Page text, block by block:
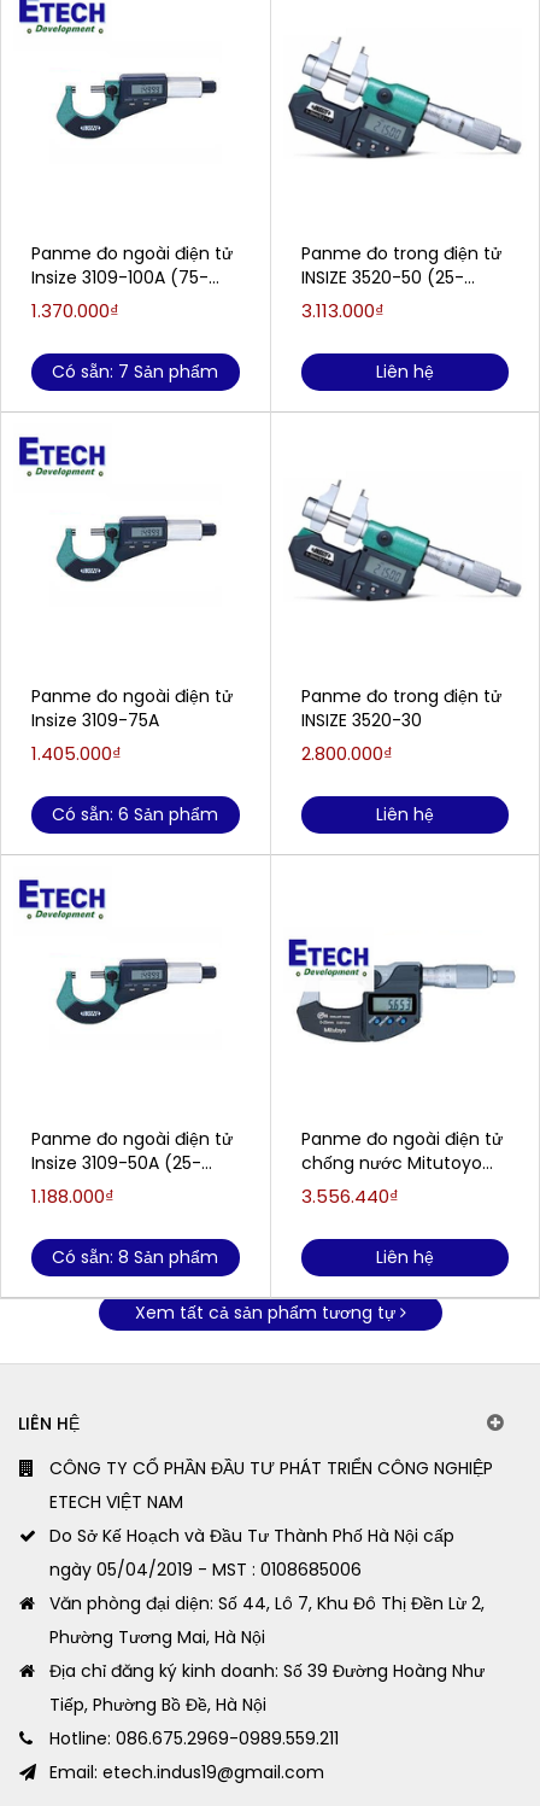
Panme đo ngoài điện tử
Insize 3109-100A (75-
100mm)
1.370.000₫
Có sẵn: 7 Sản phẩm
Panme đo ngoài điện tử
Insize 3109-75A
1.405.000₫
Có sẵn: 6 Sản phẩm
Panme đo ngoài điện tử
Insize 3109-50A (25-
50mm)
1.188.000₫
Có sẵn: 8 Sản phẩm
Panme đo trong điện tử
INSIZE 3520-50 (25-
50mm/0.001mm)
3.113.000₫
Liên hệ
Panme đo trong điện tử
INSIZE 3520-30
2.800.000₫
Liên hệ
Panme đo ngoài điện tử
chống nước Mitutoyo
293-230-30 (0-
3.556.440₫
Liên hệ
Xem tất cả sản phẩm tương tự
LIÊN HỆ
CÔNG TY CỔ PHẦN ĐẦU TƯ PHÁT TRIỂN CÔNG NGHIỆP
ETECH VIỆT NAM
Do Sở Kế Hoạch và Đầu Tư Thành Phố Hà Nội cấp
ngày 05/04/2019 - MST : 0108685006
Văn phòng đại diện: Số 44, Lô 7, Khu Đô Thị Đền Lừ 2,
Phường Tương Mai, Hà Nội
Địa chỉ đăng ký kinh doanh: Số 39 Đường Hoàng Như
Tiếp, Phường Bồ Đề, Hà Nội
Hotline: 086.675.2969-0989.559.211
Email: etech.indus19@gmail.com